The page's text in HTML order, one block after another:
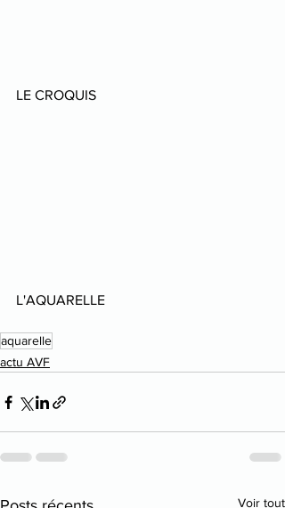
LE CROQUIS
L'AQUARELLE
aquarelle
actu AVF
Voir tout